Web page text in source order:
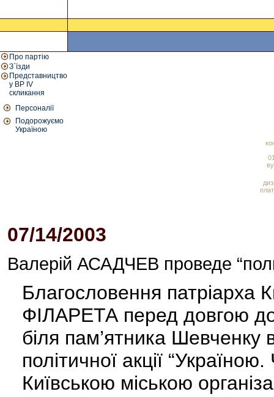
Про партію
З`їзди
Представництво
у ВР IV
скликання
Персоналії
Подорожуємо
Україною
07/14/2003
Валерій АСАДЧЕВ проведе
Благословення патріарха
ФІЛАРЕТА перед довгою
біля пам’ятника Шевченку
політичної акції
Київською міською